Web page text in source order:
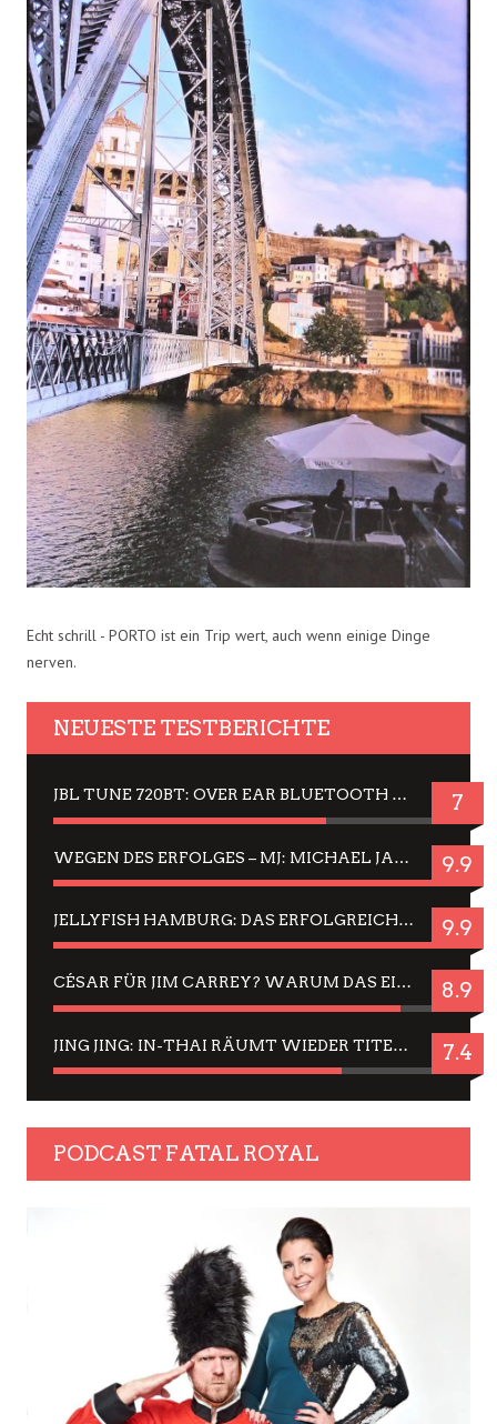
Echt schrill - PORTO ist ein Trip wert, auch wenn einige Dinge
nerven.
NEUESTE TESTBERICHTE
JBL TUNE 720BT: OVER EAR BLUETOOTH KOPFHÖRER UM DIE 50,-€ IM DAUER-TEST 7
WEGEN DES ERFOLGES – MJ: MICHAEL JACKSON MUSICAL IN EINER MATINEE SEHEN 9.9
JELLYFISH HAMBURG: DAS ERFOLGREICHE SOMMER-MENÜ 2025 IN GEFÜHLEN UND BILDERN 9.9
CÉSAR FÜR JIM CARREY? WARUM DAS EINER DER NERVIGSTEN ACTORS IST UND BLEIBT 8.9
JING JING: IN-THAI RÄUMT WIEDER TITEL AB – EIN ZWEI-STUNDEN-ERLEBNISBERICHT 7.4
PODCAST FATAL ROYAL